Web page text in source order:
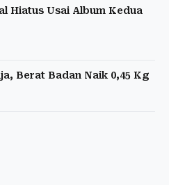
Hiatus Usai Album Kedua
Berat Badan Naik 0,45 Kg